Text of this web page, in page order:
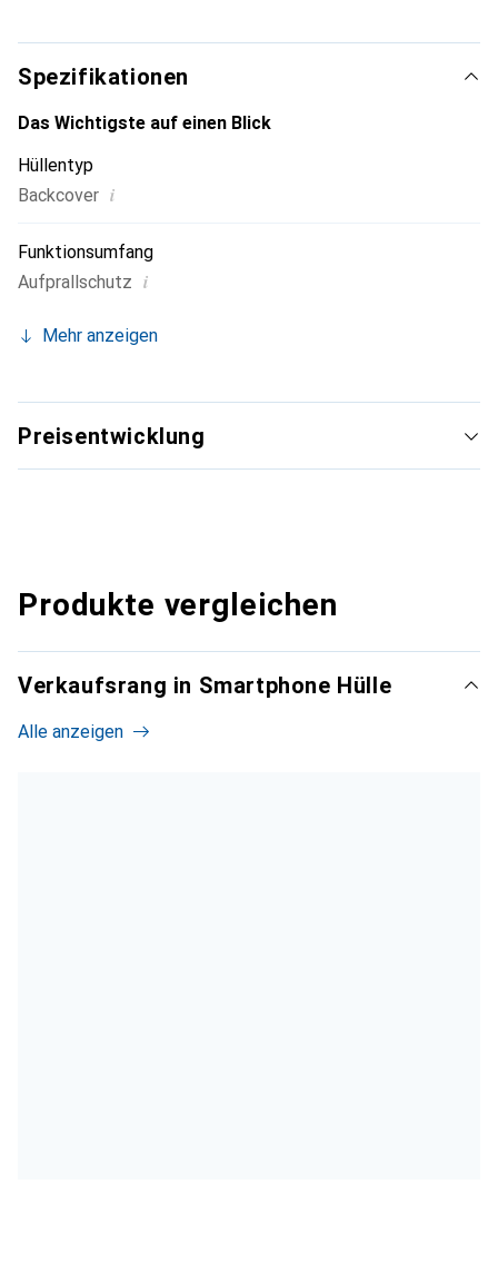
Produkte anerkannt und eine zuverlässige Wahl für eine
anspruchsvolle Kundschaft.
Spezifikationen
Das Wichtigste auf einen Blick
Hüllentyp
Backcover i
Funktionsumfang
Aufprallschutz i
Mehr anzeigen
Preisentwicklung
Produkte vergleichen
Verkaufsrang in Smartphone Hülle
Alle anzeigen